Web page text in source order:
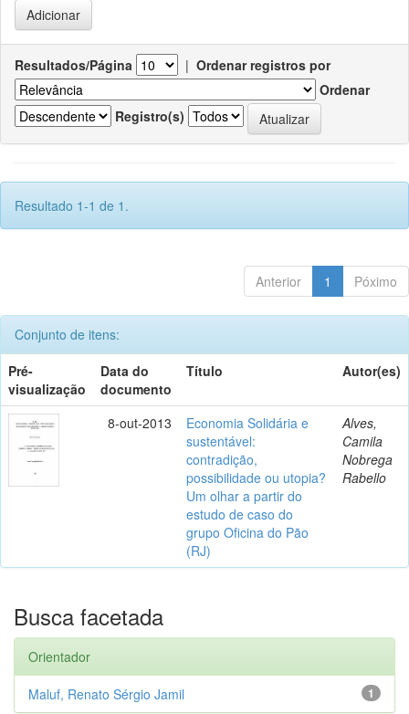
Resultados/Página | Ordenar registros por
Ordenar
Registro(s)
Resultado 1-1 de 1.
Anterior 1 Póximo
Conjunto de itens:
Pré-
visualização
Data do
documento
Título Autor(es)
8-out-2013
Economia Solidária e
sustentável:
contradição,
possibilidade ou utopia?
Um olhar a partir do
estudo de caso do
grupo Oficina do Pão
(RJ)
Alves,
Camila
Nobrega
Rabello
Busca facetada
Orientador
1
Maluf, Renato Sérgio Jamil